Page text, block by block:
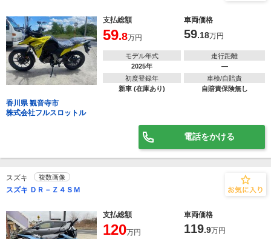
支払総額 車両価格
59.8万円 59.18万円
モデル年式
2025年
走行距離
―
初度登録年
新車 (在庫あり)
車検/自賠責
自賠責保険無し
香川県 観音寺市
株式会社フルスロットル
電話をかける
スズキ 複数画像
スズキ ＤＲ－Ｚ４ＳＭ
支払総額 車両価格
120万円 119.9万円